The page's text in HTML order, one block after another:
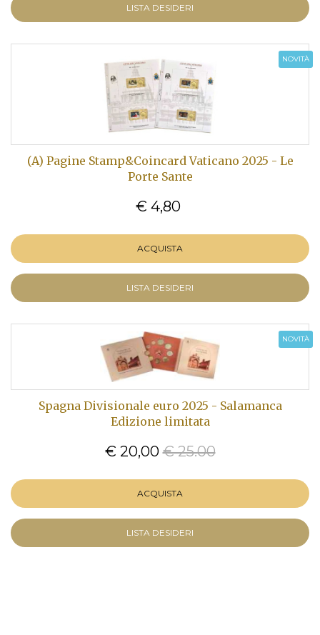
LISTA DESIDERI
NOVITÀ
(A) Pagine Stamp&Coincard Vaticano 2025 - Le
Porte Sante
€ 4,80
ACQUISTA
LISTA DESIDERI
NOVITÀ
Spagna Divisionale euro 2025 - Salamanca
Edizione limitata
€ 20,00 € 25.00
ACQUISTA
LISTA DESIDERI